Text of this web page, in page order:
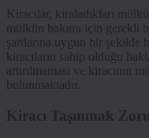
Kiracılar, kiraladıkları
mülkün bakımı için gerekli
şartlarına uygun bir şekilde
kiracıların sahip olduğu
artırılmaması ve kiracının
bulunmaktadır.
Kiracı Taşınmak